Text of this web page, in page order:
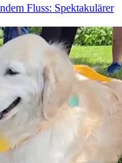
Fluss: Spektakulärer